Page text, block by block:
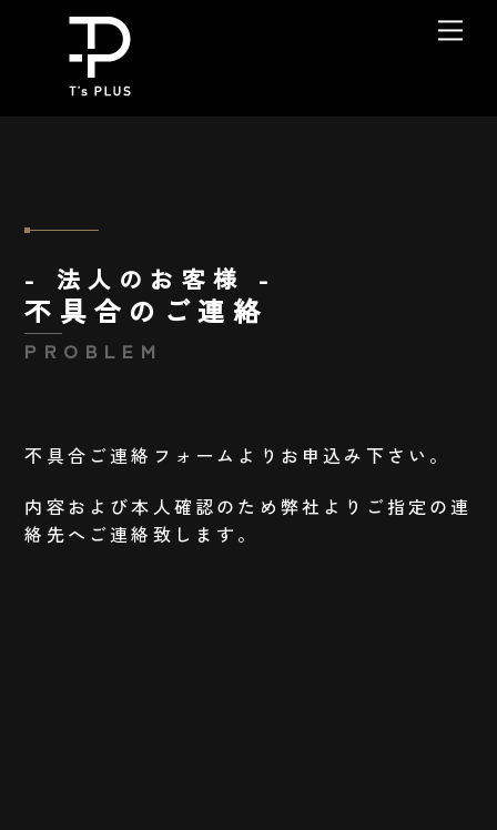
content
- 法人のお客様 -
不具合のご連絡
PROBLEM
不具合ご連絡フォームよりお申込み下さい。
内容および本人確認のため弊社よりご指定の連
絡先へご連絡致します。